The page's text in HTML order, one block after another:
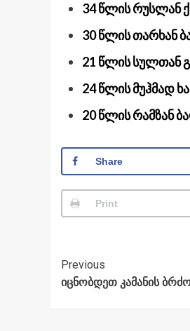
34 წლის რუსლან
30 წლის თარხან
21 წლის სულთან
24 წლის მუჰმად
20 წლის რამზან
Share
Print
Post
Navigation
Previous
იცნობდეთ კამანის